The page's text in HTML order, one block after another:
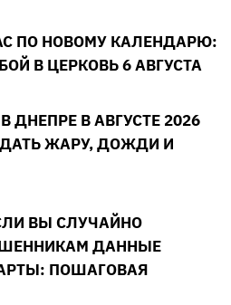
ПО НОВОМУ КАЛЕНДАРЮ:
В ЦЕРКОВЬ 6 АВГУСТА
ДНЕПРЕ В АВГУСТЕ 2026
ЖАРУ, ДОЖДИ И
ВЫ СЛУЧАЙНО
ДАННЫЕ
ПОШАГОВАЯ